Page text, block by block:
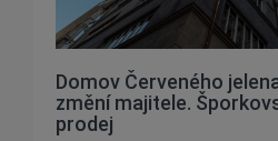
Domov Červeného
změní majitele.
prodej